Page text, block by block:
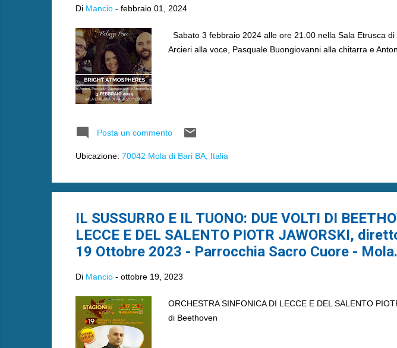
Di Mancio - febbraio 01, 2024
Sabato 3 febbraio 2024 alle ore 21.00 nella Sala Etrusca
Arcieri alla voce, Pasquale Buongiovanni alla chitarra e
Posta un commento
Ubicazione: 70042 Mola di Bari BA, Italia
IL SUSSURRO E IL TUONO: DUE VOLTI DI
LECCE E DEL SALENTO PIOTR JAWORSKI,
19 Ottobre 2023 - Parrocchia Sacro Cuore - Mola.
Di Mancio - ottobre 19, 2023
ORCHESTRA SINFONICA DI LECCE E DEL SALENTO
di Beethoven